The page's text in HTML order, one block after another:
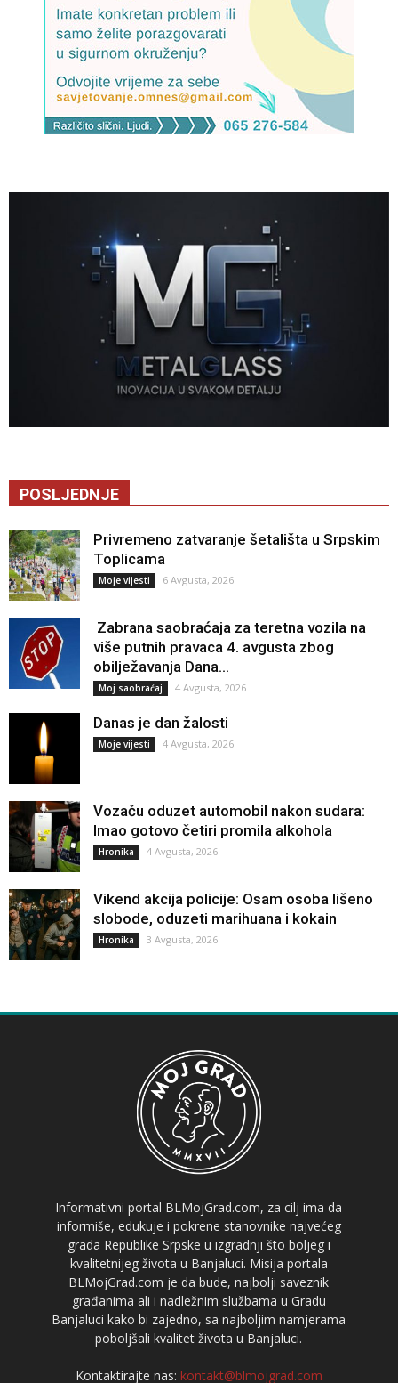
POSLJEDNJE
Privremeno zatvaranje šetališta u Srpskim
Toplicama
Moje vijesti 6 Avgusta, 2026
Zabrana saobraćaja za teretna vozila na
više putnih pravaca 4. avgusta zbog
obilježavanja Dana...
Moj saobraćaj 4 Avgusta, 2026
Danas je dan žalosti
Moje vijesti 4 Avgusta, 2026
Vozaču oduzet automobil nakon sudara:
Imao gotovo četiri promila alkohola
Hronika 4 Avgusta, 2026
Vikend akcija policije: Osam osoba lišeno
slobode, oduzeti marihuana i kokain
Hronika 3 Avgusta, 2026
Informativni portal BLMojGrad.com, za cilj ima da
informiše, edukuje i pokrene stanovnike najvećeg
grada Republike Srpske u izgradnji što boljeg i
kvalitetnijeg života u Banjaluci. Misija portala
BLMojGrad.com je da bude, najbolji saveznik
građanima ali i nadležnim službama u Gradu
Banjaluci kako bi zajedno, sa najboljim namjerama
poboljšali kvalitet života u Banjaluci.
Kontaktirajte nas: kontakt@blmojgrad.com